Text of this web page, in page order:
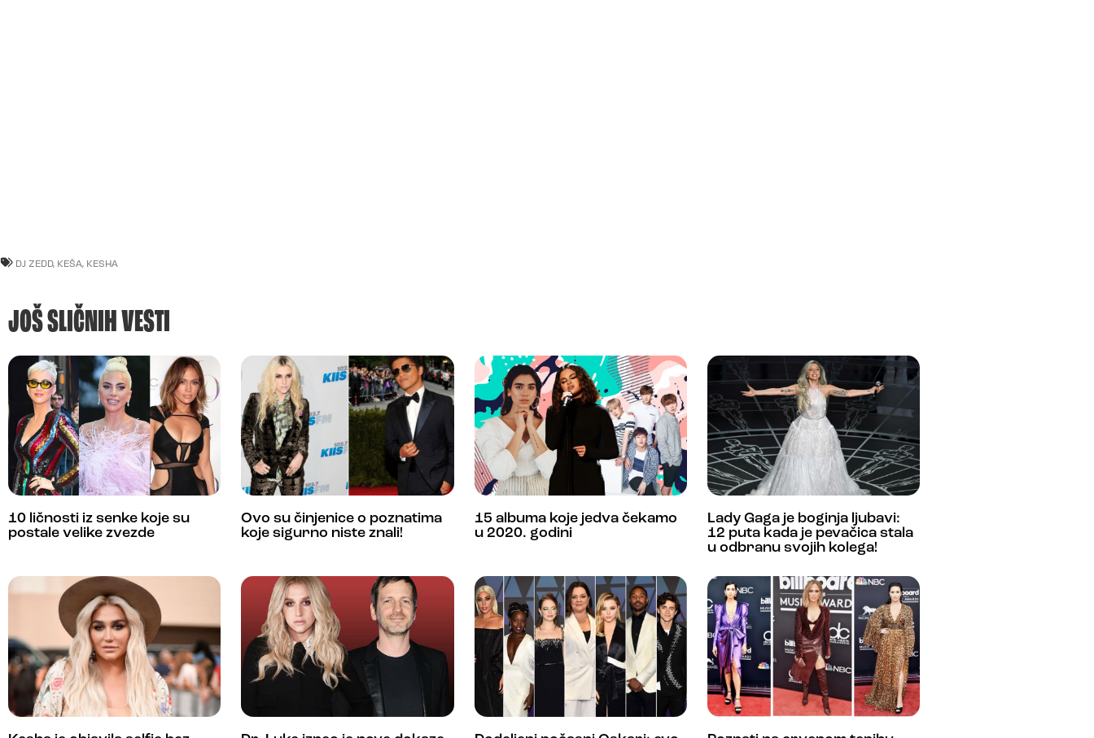
DJ ZEDD, KEŠA, KESHA
JOŠ SLIČNIH VESTI
10 ličnosti iz senke koje su
postale velike zvezde
Ovo su činjenice o poznatima
koje sigurno niste znali!
15 albuma koje jedva čekamo
u 2020. godini
Lady Gaga je boginja ljubavi:
12 puta kada je pevačica stala
u odbranu svojih kolega!